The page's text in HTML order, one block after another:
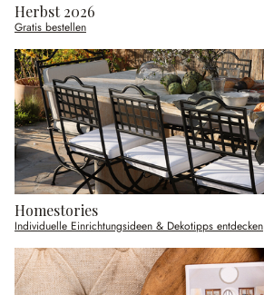
Herbst 2026
Gratis bestellen
Homestories
Individuelle Einrichtungsideen & Dekotipps entdecken